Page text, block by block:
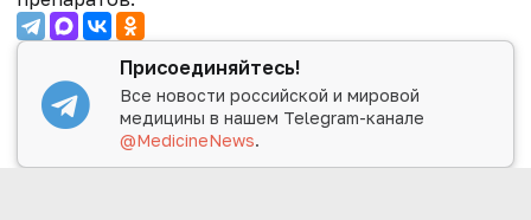
Присоединяйтесь!
Все новости российской и мировой
медицины в нашем Telegram-канале
@MedicineNews.